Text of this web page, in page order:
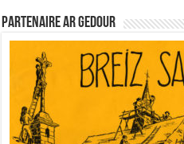
Partenaire Ar Gedour